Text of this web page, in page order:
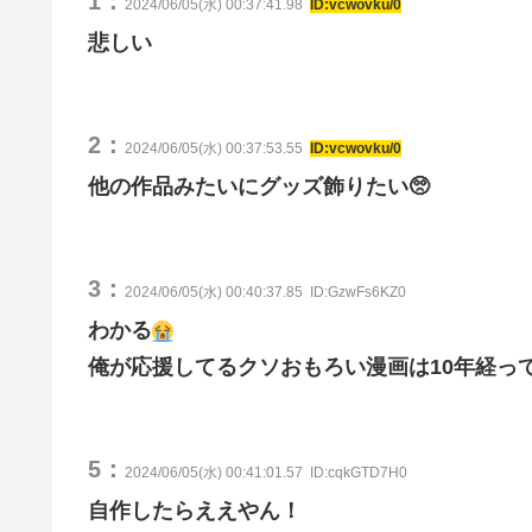
2024/06/05(水) 00:37:41.98 ID:vcwovku/0
悲しい
2： 2024/06/05(水) 00:37:53.55 ID:vcwovku/0
他の作品みたいにグッズ飾りたい🥺
3： 2024/06/05(水) 00:40:37.85 ID:GzwFs6KZ0
わかる
俺が応援してるクソおもろい漫画は10年経っ
5： 2024/06/05(水) 00:41:01.57 ID:cqkGTD7H0
自作したらええやん！